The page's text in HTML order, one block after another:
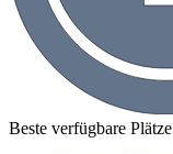
Beste verfügbare Plätze